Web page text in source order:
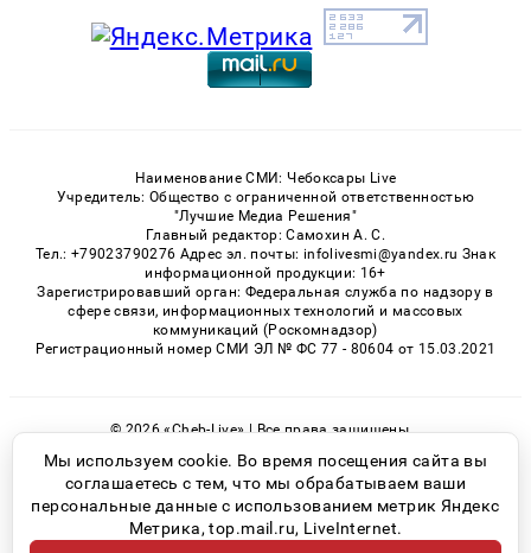
Наименование СМИ: Чебоксары Live
Учредитель: Общество с ограниченной ответственностью
"Лучшие Медиа Решения"
Главный редактор: Самохин А. С.
Тел.: +79023790276 Адрес эл. почты: infolivesmi@yandex.ru Знак
информационной продукции: 16+
Зарегистрировавший орган: Федеральная служба по надзору в
сфере связи, информационных технологий и массовых
коммуникаций (Роскомнадзор)
Регистрационный номер СМИ ЭЛ № ФС 77 - 80604 от 15.03.2021
© 2026 «Cheb-Live» | Все права защищены
Возрастная категория сайта 16+
Политика конфиденциальности
Мы используем cookie. Во время посещения сайта вы
соглашаетесь с тем, что мы обрабатываем ваши
персональные данные с использованием метрик Яндекс
Метрика, top.mail.ru, LiveInternet.